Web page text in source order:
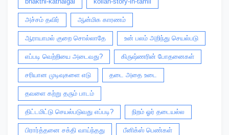
அச்சம் தவிர் ஆன்மிக காரணம்
ஆராயாமல் குறை சொல்லாதே உன் பலம் அறிந்து செயல்படு
எப்படி வெற்றியை அடைவது? கிருஷ்ணரின் போதனைகள்
சரியான முடிவுகளை எடு தடை அதை உடை
தவளை கற்று தரும் பாடம்
திட்டமிட்டு செயல்படுவது எப்படி? நிறம் ஓர் தடையல்ல
பிரார்த்தனை சக்தி வாய்ந்தது பீனிக்ஸ் பெண்கள்